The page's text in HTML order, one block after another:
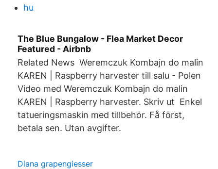
hu
The Blue Bungalow - Flea Market Decor
Featured - Airbnb
Related News Weremczuk Kombajn do malin
KAREN | Raspberry harvester till salu - Polen
Video med Weremczuk Kombajn do malin
KAREN | Raspberry harvester. Skriv ut Enkel
tatueringsmaskin med tillbehör. Få först,
betala sen. Utan avgifter.
Diana grapengiesser